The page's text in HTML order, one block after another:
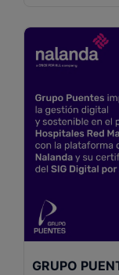
GRUPO